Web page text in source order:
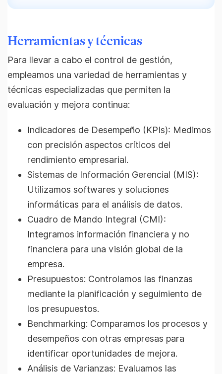
Herramientas y técnicas
Para llevar a cabo el control de gestión,
empleamos una variedad de herramientas y
técnicas especializadas que permiten la
evaluación y mejora continua:
Indicadores de Desempeño (KPIs): Medimos
con precisión aspectos críticos del
rendimiento empresarial.
Sistemas de Información Gerencial (MIS):
Utilizamos softwares y soluciones
informáticas para el análisis de datos.
Cuadro de Mando Integral (CMI):
Integramos información financiera y no
financiera para una visión global de la
empresa.
Presupuestos: Controlamos las finanzas
mediante la planificación y seguimiento de
los presupuestos.
Benchmarking: Comparamos los procesos y
desempeños con otras empresas para
identificar oportunidades de mejora.
Análisis de Varianzas: Evaluamos las